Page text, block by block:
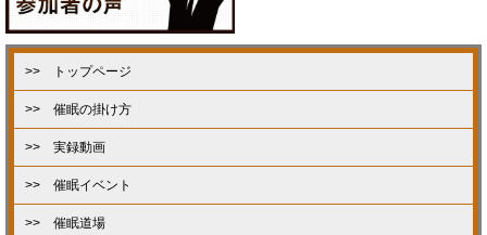
>> トップページ
>> 催眠の掛け方
>> 実録動画
>> 催眠イベント
>> 催眠道場